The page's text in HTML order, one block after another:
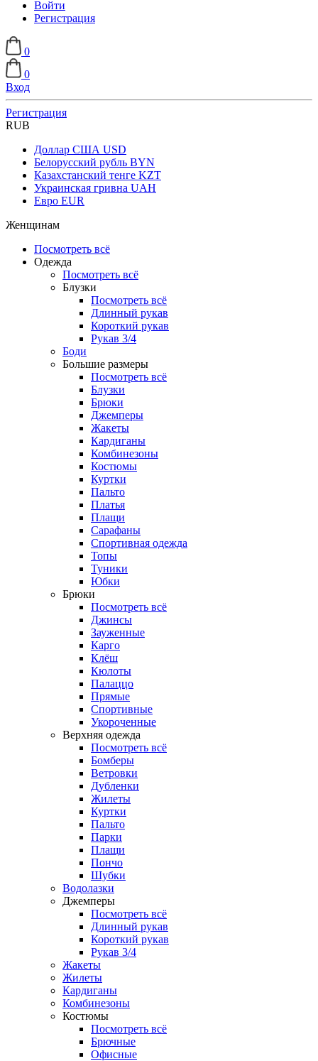
Войти
Регистрация
0
0
Вход
Регистрация
RUB
Доллар США USD
Белорусский рубль BYN
Казахстанский тенге KZT
Украинская гривна UAH
Евро EUR
Женщинам
Посмотреть всё
Одежда
Посмотреть всё
Блузки
Посмотреть всё
Длинный рукав
Короткий рукав
Рукав 3/4
Боди
Большие размеры
Посмотреть всё
Блузки
Брюки
Джемперы
Жакеты
Кардиганы
Комбинезоны
Костюмы
Куртки
Пальто
Платья
Плащи
Сарафаны
Спортивная одежда
Топы
Туники
Юбки
Брюки
Посмотреть всё
Джинсы
Зауженные
Карго
Клёш
Кюлоты
Палаццо
Прямые
Спортивные
Укороченные
Верхняя одежда
Посмотреть всё
Бомберы
Ветровки
Дубленки
Жилеты
Куртки
Пальто
Парки
Плащи
Пончо
Шубки
Водолазки
Джемперы
Посмотреть всё
Длинный рукав
Короткий рукав
Рукав 3/4
Жакеты
Жилеты
Кардиганы
Комбинезоны
Костюмы
Посмотреть всё
Брючные
Офисные